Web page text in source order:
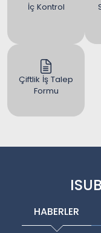
İç Kontrol
Çiftlik İş Talep
Formu
HABERLER